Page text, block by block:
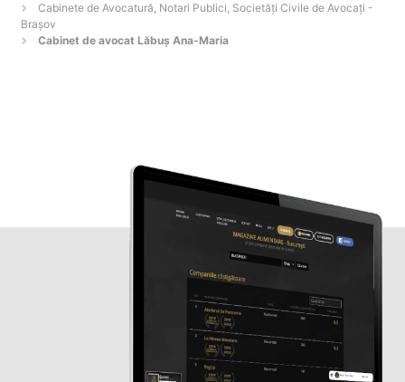
Cabinete de Avocatură, Notari Publici, Societăți Civile de Avocați -
Braşov
Cabinet de avocat Lăbuș Ana-Maria